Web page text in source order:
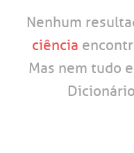
Nenhum
ciência
Mas nem tudo